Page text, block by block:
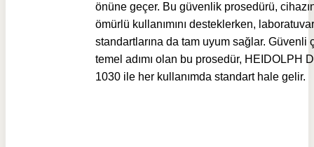
önüne geçer. Bu güvenlik prosedürü,
ömürlü kullanımını desteklerken,
standartlarına da tam uyum sağlar. Güvenli
temel adımı olan bu prosedür, HEIDOLPH
1030 ile her kullanımda standart hale gelir.